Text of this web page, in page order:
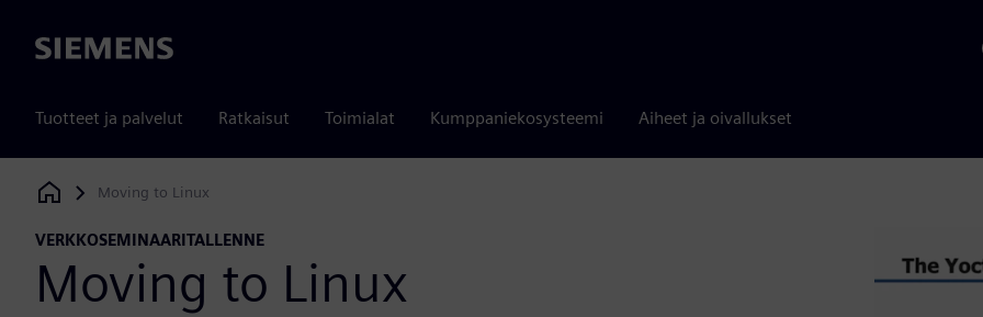
Siemens
Tuotteet ja palvelut Ratkaisut Toimialat Kumppaniekosysteemi Aiheet ja oivallukset
Siemens Digital Industries Software
Moving to Linux
VERKKOSEMINAARITALLENNE
Moving to Linux